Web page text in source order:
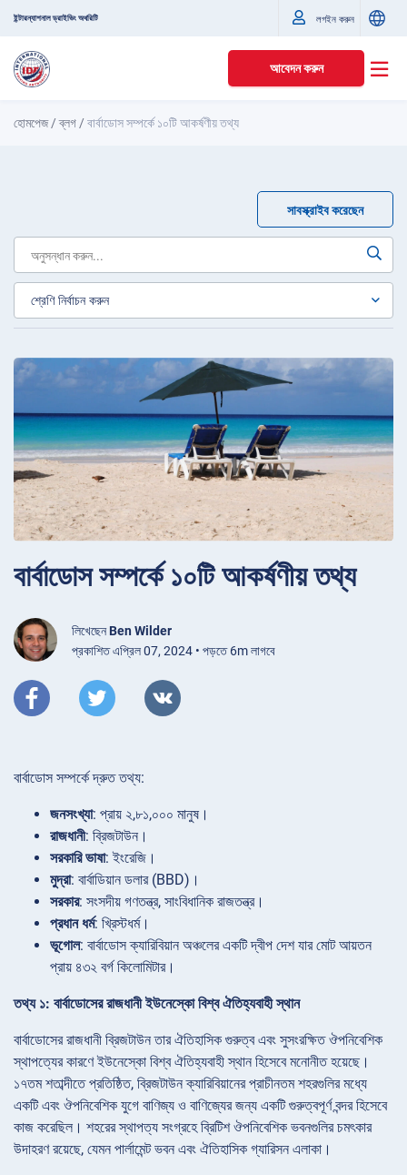
ইন্টারন্যাশনাল ড্রাইভিং অথরিটি লগইন করুন
আবেদন করুন
হোমপেজ/ব্লগ /বার্বাডোস সম্পর্কে ১০টি আকর্ষণীয় তথ্য
সাবস্ক্রাইব করেছেন
বার্বাডোস সম্পর্কে ১০টি আকর্ষণীয় তথ্য
লিখেছেনBen Wilder
প্রকাশিত এপ্রিল 07, 2024 • পড়তে 6m লাগবে
বার্বাডোস সম্পর্কে দ্রুত তথ্য:
জনসংখ্যা: প্রায় ২,৮১,০০০ মানুষ।
রাজধানী: ব্রিজটাউন।
সরকারি ভাষা: ইংরেজি।
মুদ্রা: বার্বাডিয়ান ডলার (BBD)।
সরকার: সংসদীয় গণতন্ত্র, সাংবিধানিক রাজতন্ত্র।
প্রধান ধর্ম: খ্রিস্টধর্ম।
ভূগোল: বার্বাডোস ক্যারিবিয়ান অঞ্চলের একটি দ্বীপ দেশ যার মোট আয়তন
প্রায় ৪৩২ বর্গ কিলোমিটার।
তথ্য ১: বার্বাডোসের রাজধানী ইউনেস্কো বিশ্ব ঐতিহ্যবাহী স্থান
বার্বাডোসের রাজধানী ব্রিজটাউন তার ঐতিহাসিক গুরুত্ব এবং সুসংরক্ষিত ঔপনিবেশিক
স্থাপত্যের কারণে ইউনেস্কো বিশ্ব ঐতিহ্যবাহী স্থান হিসেবে মনোনীত হয়েছে।
১৭তম শতাব্দীতে প্রতিষ্ঠিত, ব্রিজটাউন ক্যারিবিয়ানের প্রাচীনতম শহরগুলির মধ্যে
একটি এবং ঔপনিবেশিক যুগে বাণিজ্য ও বাণিজ্যের জন্য একটি গুরুত্বপূর্ণ বন্দর হিসেবে
কাজ করেছিল। শহরের স্থাপত্য সংগ্রহে ব্রিটিশ ঔপনিবেশিক ভবনগুলির চমৎকার
উদাহরণ রয়েছে, যেমন পার্লামেন্ট ভবন এবং ঐতিহাসিক গ্যারিসন এলাকা।